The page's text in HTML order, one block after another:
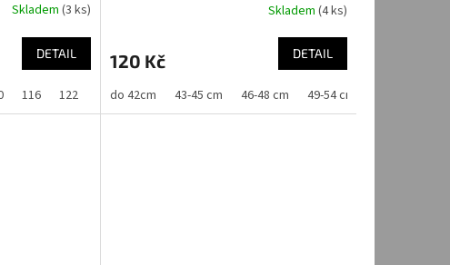
Skladem (3 ks)
DETAIL
116 122 128 134
Skladem (4 ks)
120 Kč DETAIL
do 42cm 43-45 cm 46-48 cm 49-54 cm